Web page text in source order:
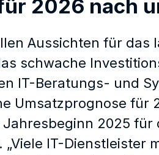
2026 nach
Aussichten für das
schwache
IT-Beratungs- und
Umsatzprognose für
Jahresbeginn 2025
IT-Dienstleister